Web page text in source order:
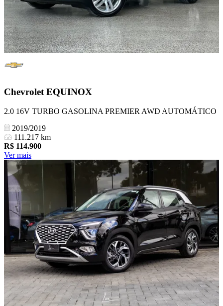
ChevroletEQUINOX
2.0 16V TURBO GASOLINA PREMIER AWD AUTOMÁTICO
2019/2019
111.217 km
R$ 114.900
Ver mais